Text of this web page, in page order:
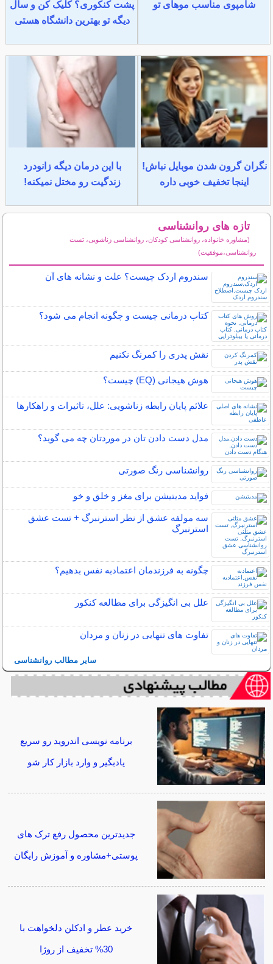
شامپوی مناسب موهای تو
پشت کنکوری؟ کلیک کن و سال
دیگه تو بهترین دانشگاه هستی
نگران گرون شدن موبایل نباش!
اینجا تخفیف خوبی داره
با این درمان دیگه زانودرد
زندگیت رو مختل نمیکنه!
تازه های روانشناسی
(مشاوره خانواده، روانشناسی کودکان، روانشناسی زناشویی، تست
روانشناسی،موفقیت)
سندروم اردک چیست؟ علت و نشانه های آن
کتاب درمانی چیست و چگونه انجام می شود؟
نقش پدری را کمرنگ نکنیم
هوش هیجانی (EQ) چیست؟
علائم پایان رابطه زناشویی: علل، تاثیرات و راهکارها
مدل دست دادن تان در موردتان چه می گوید؟
روانشناسی رنگ صورتی
فواید مدیتیشن برای مغز و خلق و خو
سه مولفه عشق از نظر استرنبرگ + تست عشق
استرنبرگ
چگونه به فرزندمان اعتمادبه نفس بدهیم؟
علل بی انگیزگی برای مطالعه کنکور
تفاوت های تنهایی در زنان و مردان
سایر مطالب روانشناسی
برنامه نویسی اندروید رو سریع
یادبگیر و وارد بازار کار شو
جدیدترین محصول رفع ترک های
پوستی+مشاوره و آموزش رایگان
خرید عطر و ادکلن دلخواهت با
30% تخفیف از روژا